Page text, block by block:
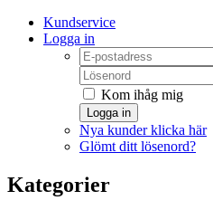
Kundservice
Logga in
Kom ihåg mig
Logga in
Nya kunder klicka här
Glömt ditt lösenord?
Kategorier